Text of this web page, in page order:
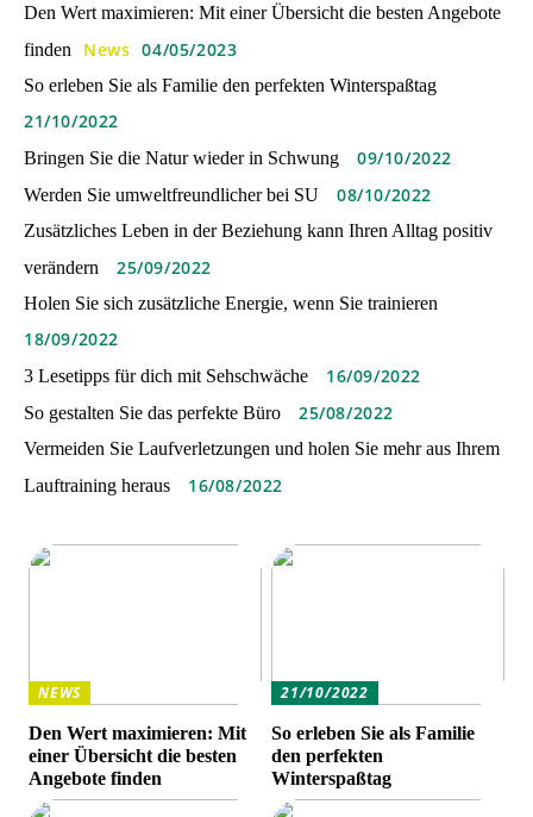
Den Wert maximieren: Mit einer Übersicht die besten Angebote
finden
News 04/05/2023
So erleben Sie als Familie den perfekten Winterspaßtag
21/10/2022
Bringen Sie die Natur wieder in Schwung 09/10/2022
Werden Sie umweltfreundlicher bei SU 08/10/2022
Zusätzliches Leben in der Beziehung kann Ihren Alltag positiv
verändern
25/09/2022
Holen Sie sich zusätzliche Energie, wenn Sie trainieren
18/09/2022
3 Lesetipps für dich mit Sehschwäche 16/09/2022
So gestalten Sie das perfekte Büro 25/08/2022
Vermeiden Sie Laufverletzungen und holen Sie mehr aus Ihrem
Lauftraining heraus
16/08/2022
NEWS
Den Wert maximieren: Mit
einer Übersicht die besten
Angebote finden
21/10/2022
So erleben Sie als Familie
den perfekten
Winterspaßtag